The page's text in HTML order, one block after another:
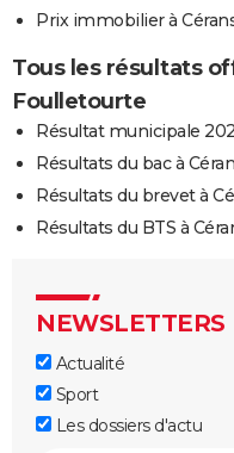
Prix immobilier à
Tous les résultats
Foulletourte
Résultat municipale
Résultats du bac à
Résultats du brevet à
Résultats du BTS à
NEWSLETTERS
Actualité
Sport
Les dossiers d'actu